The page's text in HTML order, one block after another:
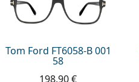
Tom Ford FT6058-B 001
58
198,90 €